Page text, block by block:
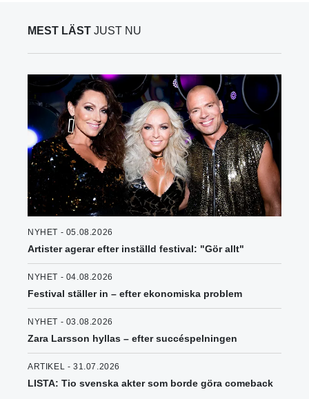
MEST LÄST JUST NU
NYHET - 05.08.2026
Artister agerar efter inställd festival: "Gör allt"
NYHET - 04.08.2026
Festival ställer in – efter ekonomiska problem
NYHET - 03.08.2026
Zara Larsson hyllas – efter succéspelningen
ARTIKEL - 31.07.2026
LISTA: Tio svenska akter som borde göra comeback